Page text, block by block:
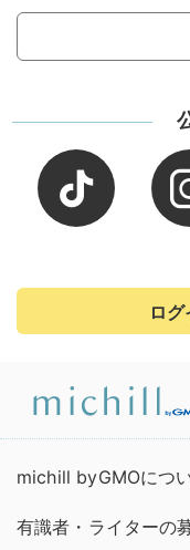
ロ
michill byGMOにつ
有識者・ライターの